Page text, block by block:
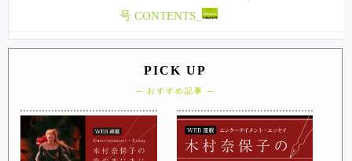
号 CONTENTS_
PICK UP
─ おすすめ記事 ─